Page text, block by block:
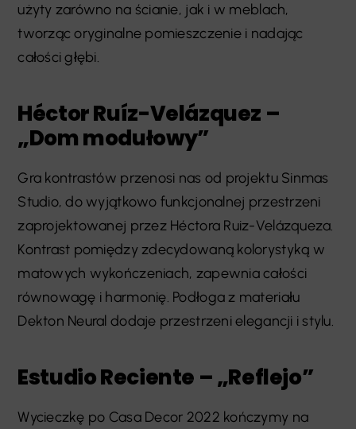
użyty zarówno na ścianie, jak i w meblach,
tworząc oryginalne pomieszczenie i nadając
całości głębi.
Héctor Ruíz-Velázquez –
„Dom modułowy”
Gra kontrastów przenosi nas od projektu Sinmas
Studio, do wyjątkowo funkcjonalnej przestrzeni
zaprojektowanej przez Héctora Ruiz-Velázqueza.
Kontrast pomiędzy zdecydowaną kolorystyką w
matowych wykończeniach, zapewnia całości
równowagę i harmonię. Podłoga z materiału
Dekton Neural dodaje przestrzeni elegancji i stylu.
Estudio Reciente – „Reflejo”
Wycieczkę po Casa Decor 2022 kończymy na